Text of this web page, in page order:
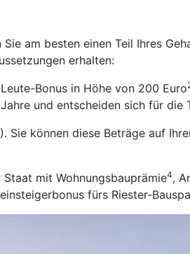
am besten einen Teil Ihres
erhalten:
Bonus in Höhe von 200 Euro
und entscheiden sich für die
Sie können diese Beträge auf
mit Wohnungsbauprämie4,
fürs Riester-